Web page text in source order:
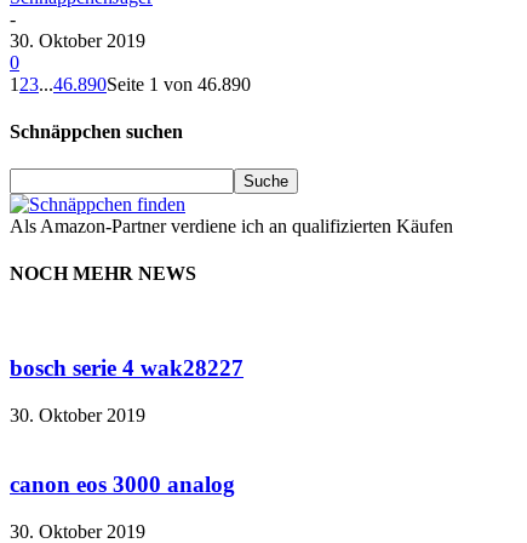
-
30. Oktober 2019
0
1 23...46.890Seite 1 von 46.890
Schnäppchen suchen
Als Amazon-Partner verdiene ich an qualifizierten Käufen
NOCH MEHR NEWS
bosch serie 4 wak28227
30. Oktober 2019
canon eos 3000 analog
30. Oktober 2019